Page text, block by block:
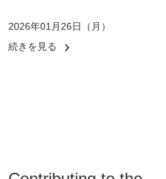
2026年01月26日（月）
続きを見る